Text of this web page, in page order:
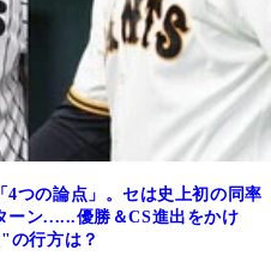
つの論点」。セは史上初の同率
ーン......優勝＆CS進出をかけ
の行方は？